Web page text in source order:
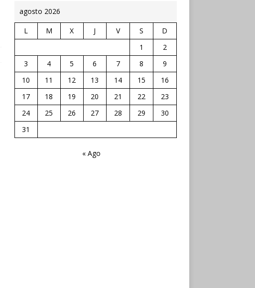
agosto 2026
L M X J V S
D
1
2
3
4 5 6 7 8
9
10
11 12 13 14 15
16
17
18 19 20 21 22
23
24
25 26 27 28 29
30
31
« Ago